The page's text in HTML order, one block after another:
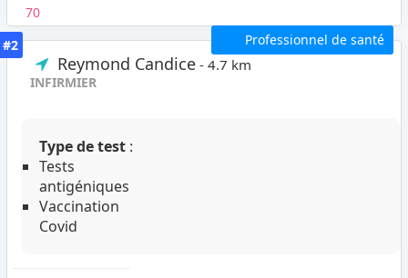
70
Professionnel de santé
#2
Reymond Candice - 4.7 km
INFIRMIER
Type de test :
Tests
antigéniques
Vaccination
Covid